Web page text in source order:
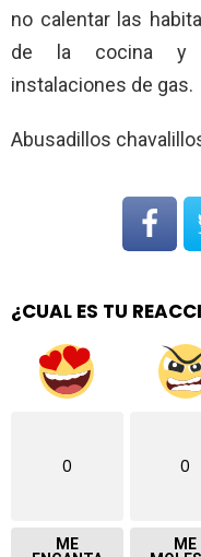
no calentar las
de la cocina y
instalaciones de gas.
Abusadillos
¿CUAL ES TU
0
ME
0
ME